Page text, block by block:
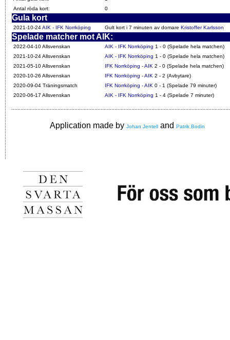
Antal röda kort:
0
Gula kort
2021-10-24AIK - IFK Norrköping Gult kort i 7 minuten av domare Kristoffer Karlsson
Spelade matcher mot AIK:
2022-04-10 Allsvenskan AIK - IFK Norrköping 1 - 0 (Spelade hela matchen)
2021-10-24 Allsvenskan
AIK - IFK Norrköping 1 - 0 (Spelade hela matchen)
2021-05-10 Allsvenskan
IFK Norrköping - AIK 2 - 0 (Spelade hela matchen)
2020-10-26 Allsvenskan
IFK Norrköping - AIK 2 - 2 (Avbytare)
2020-09-04 Träningsmatch
IFK Norrköping - AIK 0 - 1 (Spelade 79 minuter)
2020-06-17 Allsvenskan
AIK - IFK Norrköping 1 - 4 (Spelade 7 minuter)
Application made by Johan Jentell and Patrik Bodin